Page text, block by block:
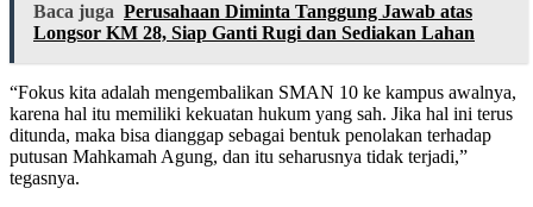
Baca juga Perusahaan Diminta Tanggung Jawab atas
Longsor KM 28, Siap Ganti Rugi dan Sediakan Lahan
“Fokus kita adalah mengembalikan SMAN 10 ke kampus awalnya,
karena hal itu memiliki kekuatan hukum yang sah. Jika hal ini terus
ditunda, maka bisa dianggap sebagai bentuk penolakan terhadap
putusan Mahkamah Agung, dan itu seharusnya tidak terjadi,”
tegasnya.